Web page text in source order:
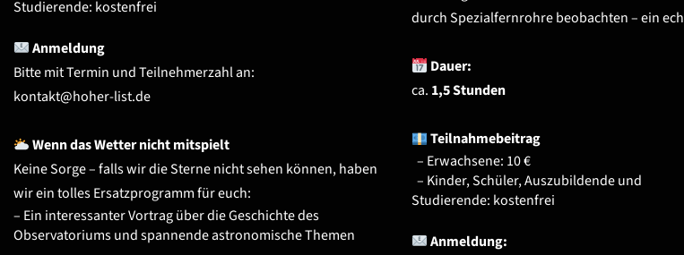
Studierende: kostenfrei
Anmeldung
Bitte mit Termin und Teilnehmerzahl an:
kontakt@hoher-list.de
️ Wenn das Wetter nicht mitspielt
Keine Sorge – falls wir die Sterne nicht sehen können, haben
wir ein tolles Ersatzprogramm für euch:
– Ein interessanter Vortrag über die Geschichte des
Observatoriums und spannende astronomische Themen
durchSpezialfernrohrebeobachten – ein
Dauer:
ca. 1,5 Stunden
Teilnahmebeitrag
– Erwachsene: 10 €
– Kinder, Schüler, Auszubildende und
Studierende: kostenfrei
Anmeldung: